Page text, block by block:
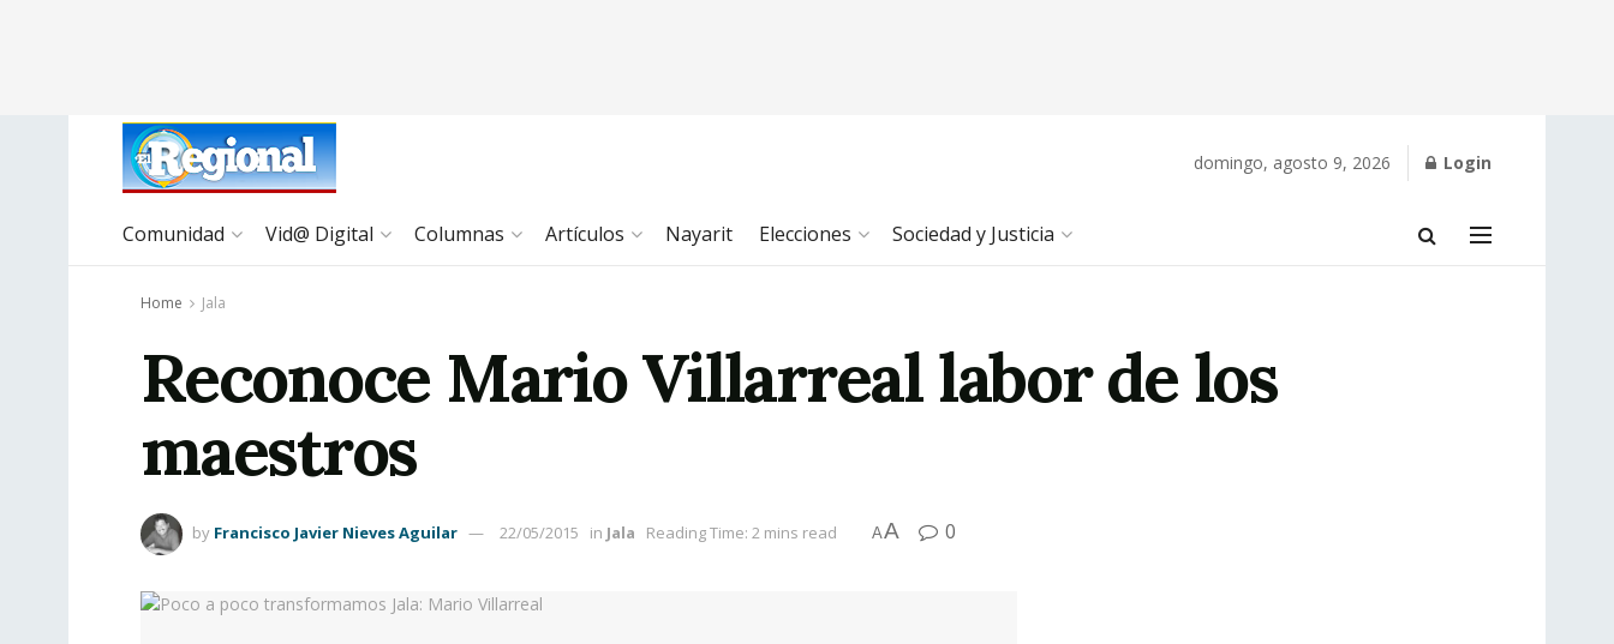
domingo, agosto 9, 2026 Login
Comunidad Vid@ Digital Columnas Artículos Nayarit Elecciones Sociedad y Justicia
Home Jala
Reconoce Mario Villarreal labor de los
maestros
by Francisco Javier Nieves Aguilar 22/05/2015 in Jala Reading Time: 2 mins read AA 0